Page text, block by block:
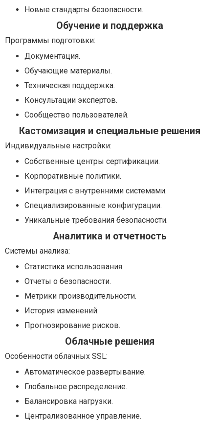
Новые стандарты безопасности.
Обучение и поддержка
Программы подготовки:
Документация.
Обучающие материалы.
Техническая поддержка.
Консультации экспертов.
Сообщество пользователей.
Кастомизация и специальные решения
Индивидуальные настройки:
Собственные центры сертификации.
Корпоративные политики.
Интеграция с внутренними системами.
Специализированные конфигурации.
Уникальные требования безопасности.
Аналитика и отчетность
Системы анализа:
Статистика использования.
Отчеты о безопасности.
Метрики производительности.
История изменений.
Прогнозирование рисков.
Облачные решения
Особенности облачных SSL:
Автоматическое развертывание.
Глобальное распределение.
Балансировка нагрузки.
Централизованное управление.